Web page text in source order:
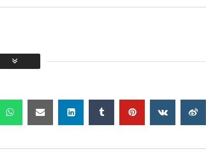
17, 2024
1 0
01:48:24